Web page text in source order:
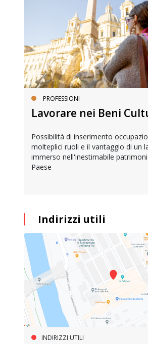
PROFESSIONI
Lavorare nei Beni
Possibilità di inserimento
molteplici ruoli e il vantaggio di un
immerso nell'inestimabile
Paese
Indirizzi utili
INDIRIZZI UTILI